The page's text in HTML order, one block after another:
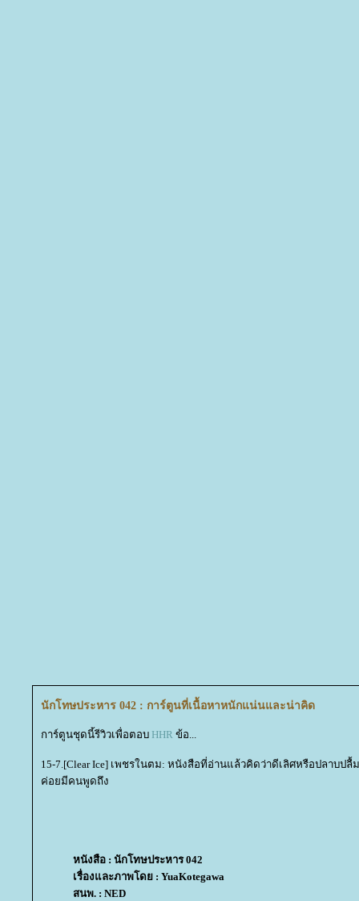
นักโทษประหาร 042 : การ์ตูนที่เนื้อหาหนักแน่นและน่าคิด
การ์ตูนชุดนี้รีวิวเพื่อตอบ HHR ข้อ...
15-7.[Clear Ice] เพชรในตม: หนังสือที่อ่านแล้วคิดว่าดีเลิศหรือปลาบป
ค่อยมีคนพูดถึง
หนังสือ : นักโทษประหาร 042
เรื่องและภาพโดย : YuaKotegawa
สนพ. : NED